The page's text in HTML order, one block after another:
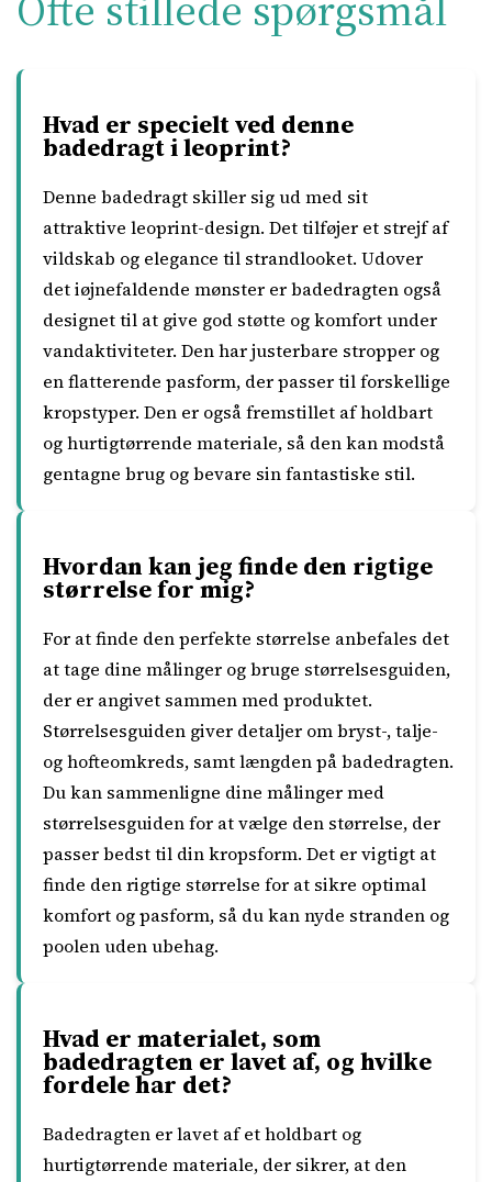
Hvad er specielt ved denne
badedragt i leoprint?
Denne badedragt skiller sig ud med sit
attraktive leoprint-design. Det tilføjer et strejf af
vildskab og elegance til strandlooket. Udover
det iøjnefaldende mønster er badedragten også
designet til at give god støtte og komfort under
vandaktiviteter. Den har justerbare stropper og
en flatterende pasform, der passer til forskellige
kropstyper. Den er også fremstillet af holdbart
og hurtigtørrende materiale, så den kan modstå
gentagne brug og bevare sin fantastiske stil.
Hvordan kan jeg finde den rigtige
størrelse for mig?
For at finde den perfekte størrelse anbefales det
at tage dine målinger og bruge størrelsesguiden,
der er angivet sammen med produktet.
Størrelsesguiden giver detaljer om bryst-, talje-
og hofteomkreds, samt længden på badedragten.
Du kan sammenligne dine målinger med
størrelsesguiden for at vælge den størrelse, der
passer bedst til din kropsform. Det er vigtigt at
finde den rigtige størrelse for at sikre optimal
komfort og pasform, så du kan nyde stranden og
poolen uden ubehag.
Hvad er materialet, som
badedragten er lavet af, og hvilke
fordele har det?
Badedragten er lavet af et holdbart og
hurtigtørrende materiale, der sikrer, at den